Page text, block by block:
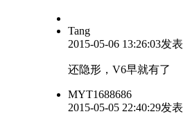
Tang
2015-05-06 13:26:03发表
还隐形，V6早就有了
MYT1688686
2015-05-05 22:40:29发表